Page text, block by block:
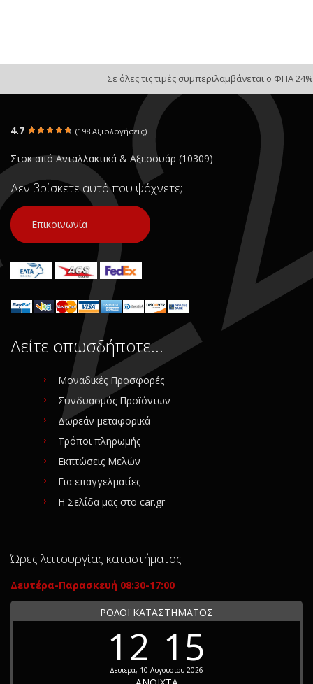
Σε όλες τις τιμές συμπεριλαμβάνεται ο ΦΠΑ 24%
4.7 (198 Αξιολογήσεις)
Στοκ από Ανταλλακτικά & Αξεσουάρ (10309)
Δεν βρίσκετε αυτό που ψάχνετε;
Επικοινωνία
Δείτε οπωσδήποτε…
Μοναδικές Προσφορές
Συνδυασμός Προϊόντων
Δωρεάν μεταφορικά
Τρόποι πληρωμής
Εκπτώσεις Μελών
Για επαγγελματίες
Η Σελίδα μας στο car.gr
Ώρες λειτουργίας καταστήματος
Δευτέρα-Παρασκευή 08:30-17:00
ΡΟΛΟΪ ΚΑΤΑΣΤΗΜΑΤΟΣ
12 15
Δευτέρα, 10 Αυγούστου 2026